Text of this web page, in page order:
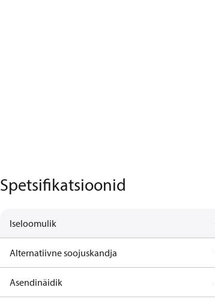
Spetsifikatsioonid
Iseloomulik
Alternatiivne soojuskandja
Asendinäidik